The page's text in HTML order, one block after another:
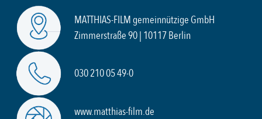
MATTHIAS-FILM gemeinnützige GmbH
Zimmerstraße 90 | 10117 Berlin
030 210 05 49-0
www.matthias-film.de